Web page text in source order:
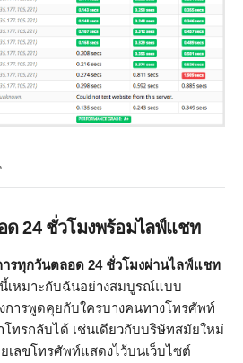
ด 24 ชั่วโมงพร้อมไลฟ์แชท
รทุกวันตลอด 24 ชั่วโมงผ่านไลฟ์แชท
เหมาะกับฉันอย่างสมบูรณ์แบบ
ารพูดคุยกับใครบางคนทางโทรศัพท์
ทรกลับได้ เช่นเดียวกับบริษัทสมัยใหม่
เลขโทรศัพท์แสดงไว้บนเว็บไซต์